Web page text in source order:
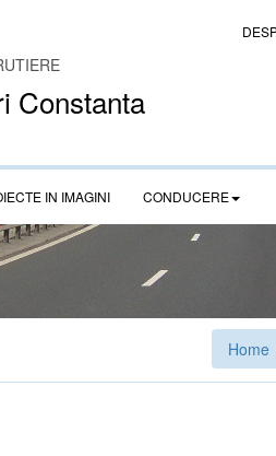
Constanta
IN IMAGINI CONDUCERE
Home